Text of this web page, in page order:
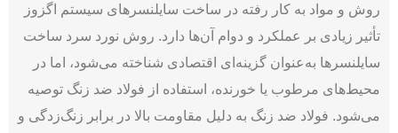
روش و مواد به‌ کار رفته در ساخت سایلنسرهای سیستم اگزوز
تأثیر زیادی بر عملکرد و دوام آن‌ها دارد. روش نورد سرد ساخت
سایلنسرها به‌عنوان گزینه‌ای اقتصادی شناخته می‌­شود، اما در
محیط‌های مرطوب یا خورنده، استفاده از فولاد ضد زنگ توصیه
می‌­شود. فولاد ضد زنگ به دلیل مقاومت بالا در برابر زنگ‌زدگی و